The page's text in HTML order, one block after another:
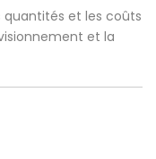
quantités et les coûts
et la